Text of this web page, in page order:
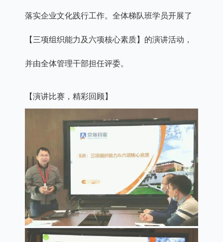
落实企业文化践行工作。全体梯队班学员开展了
【三项组织能力及六项核心素质】的演讲活动，
并由全体管理干部担任评委。
【演讲比赛，精彩回顾】